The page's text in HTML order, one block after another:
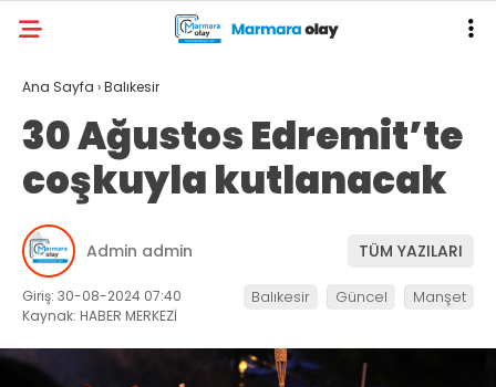
Ana Sayfa ›Balıkesir
30 Ağustos Edremit’te
coşkuyla kutlanacak
Admin admin TÜM YAZILARI
Giriş: 30-08-2024 07:40
Kaynak: HABER MERKEZİ
Balıkesir Güncel Manşet